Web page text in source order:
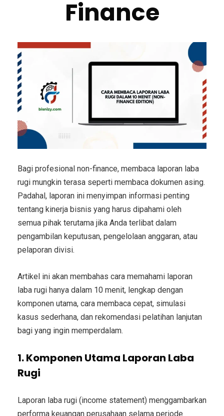
Finance
Bagi profesional non-finance, membaca laporan laba
rugi mungkin terasa seperti membaca dokumen asing.
Padahal, laporan ini menyimpan informasi penting
tentang kinerja bisnis yang harus dipahami oleh
semua pihak terutama jika Anda terlibat dalam
pengambilan keputusan, pengelolaan anggaran, atau
pelaporan divisi.
Artikel ini akan membahas cara memahami laporan
laba rugi hanya dalam 10 menit, lengkap dengan
komponen utama, cara membaca cepat, simulasi
kasus sederhana, dan rekomendasi pelatihan lanjutan
bagi yang ingin memperdalam.
1. Komponen Utama Laporan Laba
Rugi
Laporan laba rugi (income statement) menggambarkan
performa keuangan perusahaan selama periode